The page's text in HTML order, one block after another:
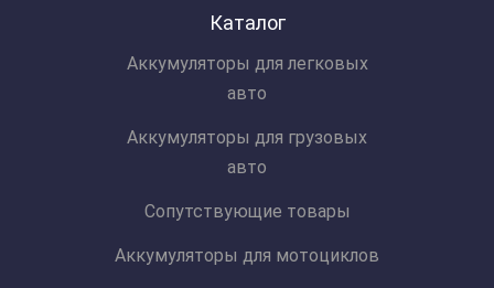
Каталог
Аккумуляторы для легковых
авто
Аккумуляторы для грузовых
авто
Сопутствующие товары
Аккумуляторы для мотоциклов